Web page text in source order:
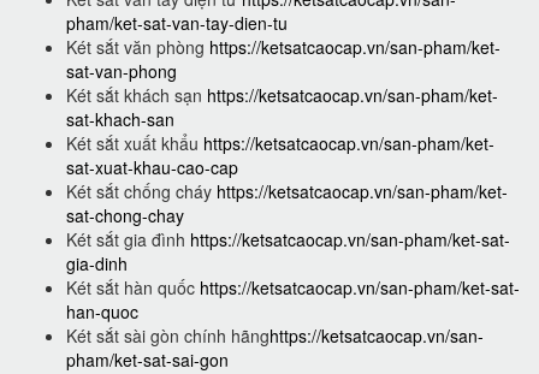
pham/ket-sat-van-tay-dien-tu
Két sắt văn phòng https://ketsatcaocap.vn/san-pham/ket-
sat-van-phong
Két sắt khách sạn https://ketsatcaocap.vn/san-pham/ket-
sat-khach-san
Két sắt xuất khẩu https://ketsatcaocap.vn/san-pham/ket-
sat-xuat-khau-cao-cap
Két sắt chống cháy https://ketsatcaocap.vn/san-pham/ket-
sat-chong-chay
Két sắt gia đình https://ketsatcaocap.vn/san-pham/ket-sat-
gia-dinh
Két sắt hàn quốc https://ketsatcaocap.vn/san-pham/ket-sat-
han-quoc
Két sắt sài gòn chính hãnghttps://ketsatcaocap.vn/san-
pham/ket-sat-sai-gon